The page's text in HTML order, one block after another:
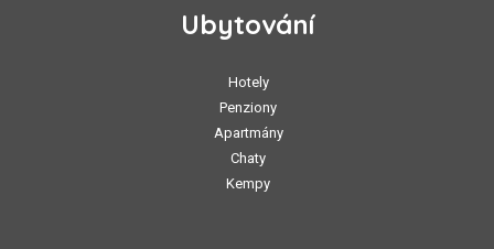
Ubytování
Hotely
Penziony
Apartmány
Chaty
Kempy